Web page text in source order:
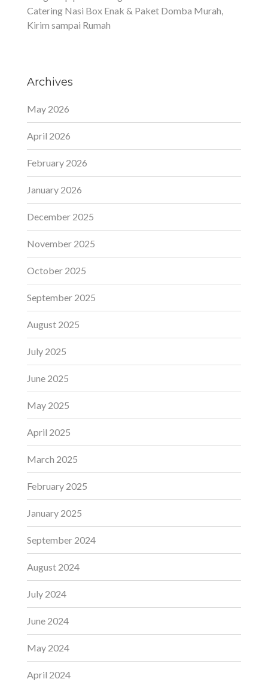
Catering Nasi Box Enak & Paket Domba Murah,
Kirim sampai Rumah
Archives
May 2026
April 2026
February 2026
January 2026
December 2025
November 2025
October 2025
September 2025
August 2025
July 2025
June 2025
May 2025
April 2025
March 2025
February 2025
January 2025
September 2024
August 2024
July 2024
June 2024
May 2024
April 2024